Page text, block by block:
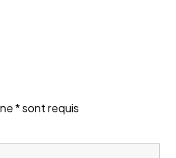
* sont requis